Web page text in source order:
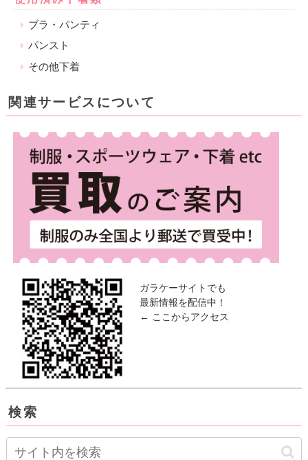
ブラ・パンティ
パンスト
その他下着
関連サービスについて
ガラケーサイトでも
最新情報を配信中！
← ここからアクセス
検索